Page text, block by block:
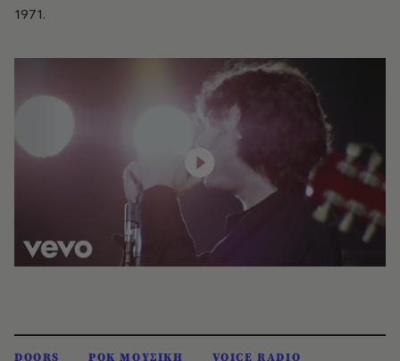
1971.
DOORS ΡΟΚ ΜΟΥΣΙΚΗ
VOICE RADIO